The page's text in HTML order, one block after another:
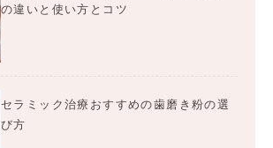
の違いと使い方とコツ
セラミック治療おすすめの歯磨き粉の選
び方